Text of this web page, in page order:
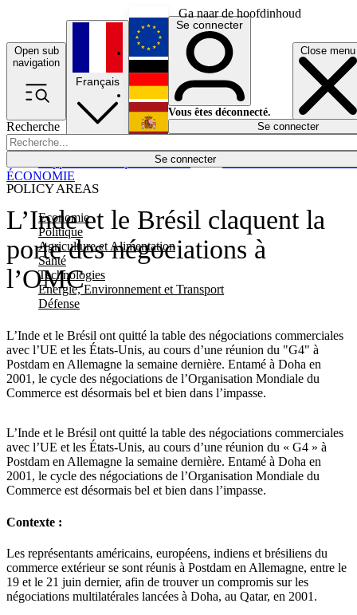
Ga naar de hoofdinhoud
Open sub
navigation
Close menu
Recherche
Se connecter
POLICY AREAS
Economie
Politique
Agriculture et Alimentation
Santé
Technologies
Energie, Environnement et Transport
Défense
Économie
Français
English
Deutsch
Español
Se connecter
Vous êtes déconnecté.
Se connecter
L’Inde et le Brésil claquent la
porte des négociations à
l’OMC
L’Inde et le Brésil ont quitté la table des négociations commerciales
avec l’UE et les États-Unis, au cours d’une réunion du "G4" à
Postdam en Allemagne la semaine dernière. Entamé à Doha en
2001, le cycle des négociations de l’Organisation Mondiale du
Commerce est désormais bel et bien dans l’impasse.
ÉCONOMIE
L’Inde et le Brésil ont quitté la table des négociations commerciales
avec l’UE et les États-Unis, au cours d’une réunion du « G4 » à
Postdam en Allemagne la semaine dernière. Entamé à Doha en
2001, le cycle des négociations de l’Organisation Mondiale du
Commerce est désormais bel et bien dans l’impasse.
Contexte :
Les représentants américains, européens, indiens et brésiliens du
commerce extérieur se sont réunis à Postdam en Allemagne, entre le
19 et le 21 juin dernier, afin de trouver un compromis sur les
négociations multilatérales lancées à Doha, au Qatar, en 2001.